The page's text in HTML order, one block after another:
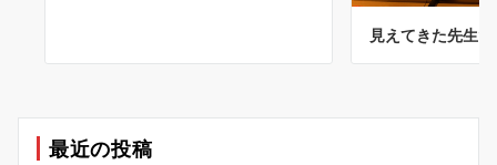
見えてきた先生
最近の投稿